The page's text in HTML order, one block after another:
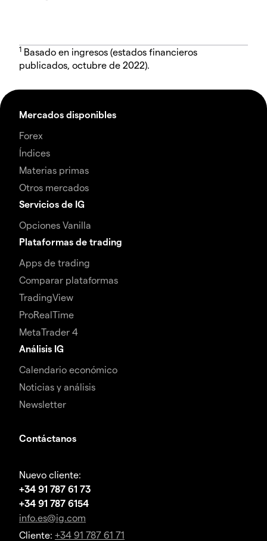
1 Basado en ingresos (estados financieros
publicados, octubre de 2022).
Mercados disponibles
Forex
Índices
Materias primas
Otros mercados
Servicios de IG
Opciones Vanilla
Plataformas de trading
Apps de trading
Comparar plataformas
TradingView
ProRealTime
MetaTrader 4
Análisis IG
Calendario económico
Noticias y análisis
Newsletter
Contáctanos
Nuevo cliente:
+34 91 787 61 73
+34 91 787 6154
info.es@ig.com
Cliente: +34 91 787 61 71